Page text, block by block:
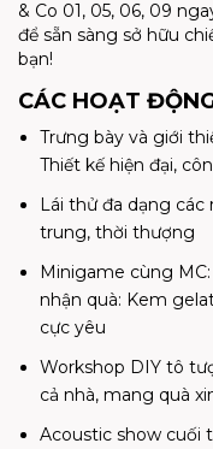
& Co 01, 05, 06, 09
để sẵn sàng sở hữu
bạn!
CÁC HOẠT
Trưng bày và giới
Thiết kế hiện đại,
Lái thử đa dạng các
trung, thời thượng
Minigame cùng
nhận quà: Kem
cực yêu
Workshop DIY tô
cả nhà, mang quà
Acoustic show cuối